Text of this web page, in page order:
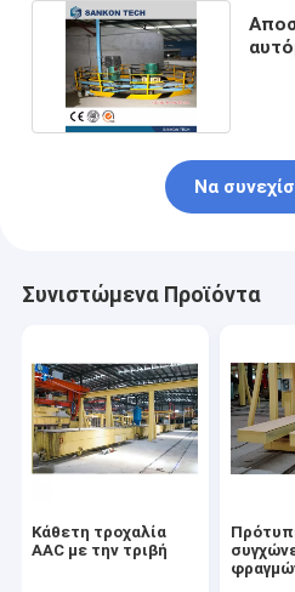
Να
Συνιστώμενα Προϊόντα
Κάθετη τροχαλία
AAC με την τριβή